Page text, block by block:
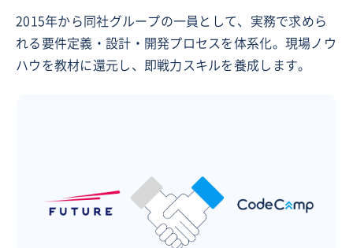
2015年から同社グループの一員として、実務で求めら
れる要件定義・設計・開発プロセスを体系化。現場ノウ
ハウを教材に還元し、即戦力スキルを養成します。